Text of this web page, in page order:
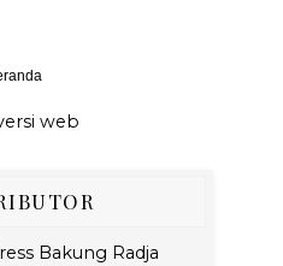
web
Bakung Radja